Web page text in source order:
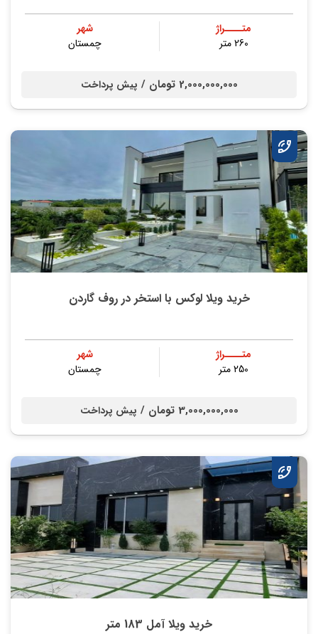
متــــراژ
260 متر
شهر
چمستان
2,000,000,000 تومان / پیش پرداخت
خرید ویلا لوکس با استخر در روف گاردن
متــــراژ
250 متر
شهر
چمستان
3,000,000,000 تومان / پیش پرداخت
خرید ویلا آمل 183 متر